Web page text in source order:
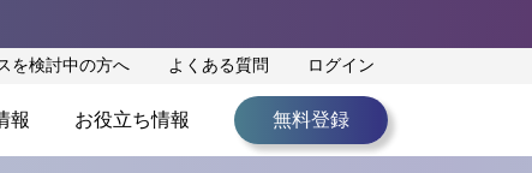
を検討中の方へ よくある質問 ログイン
報 お役立ち情報 無料登録